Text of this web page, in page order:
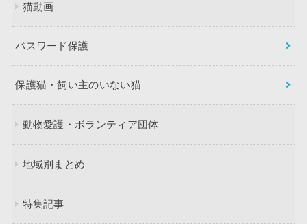
猫動画
パスワード保護
保護猫・飼い主のいない猫
動物愛護・ボランティア団体
地域別まとめ
特集記事